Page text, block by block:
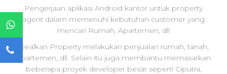
Pengerjaan aplikasi Android kantor untuk property
agent dalam memenuhi kebutuhan customer yang
mencari Rumah, Apartemen, dll
Dealkan Property melakukan penjualan rumah, tanah,
apartemen, dll. Selain itu juga membantu memasarkan
beberapa proyek developer besar seperti Ciputra,